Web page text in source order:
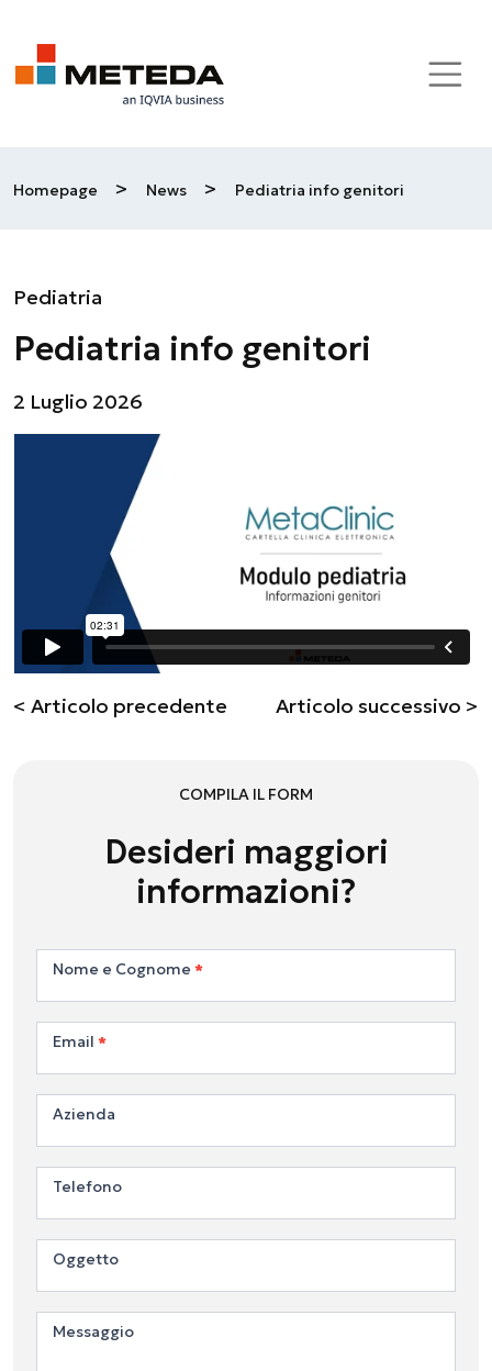
Skip to main content
Homepage > News > Pediatria info genitori
Pediatria
Pediatria info genitori
2 Luglio 2026
< Articolo precedente Articolo successivo >
COMPILA IL FORM
Desideri maggiori
informazioni?
Contattaci
Nome e Cognome*
Email*
Azienda
Telefono
Oggetto
Messaggio